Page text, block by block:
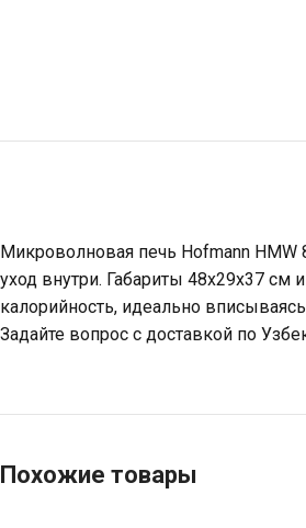
Микроволновая печь Hofmann
уход внутри. Габариты 48x29x37
калорийность, идеально
Задайте вопрос с доставкой по
Похожие товары